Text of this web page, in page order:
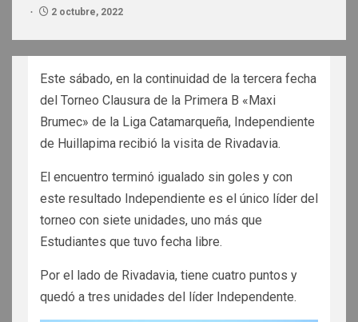
2 octubre, 2022
Este sábado, en la continuidad de la tercera fecha
del Torneo Clausura de la Primera B «Maxi
Brumec» de la Liga Catamarqueña, Independiente
de Huillapima recibió la visita de Rivadavia.
El encuentro terminó igualado sin goles y con
este resultado Independiente es el único líder del
torneo con siete unidades, uno más que
Estudiantes que tuvo fecha libre.
Por el lado de Rivadavia, tiene cuatro puntos y
quedó a tres unidades del líder Independente.